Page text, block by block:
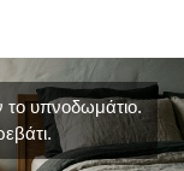
το υπνοδωμάτιο.